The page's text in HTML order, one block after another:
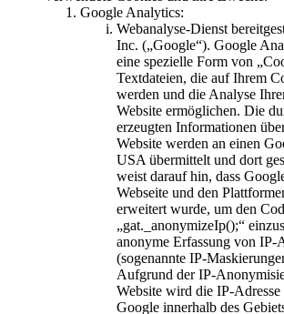
Google Analytics:
Webanalyse-Dienst
Inc. („Google“). Google
eine spezielle Form von
Textdateien, die auf Ihrem
werden und die Analyse
Website ermöglichen. Die
erzeugten Informationen
Website werden an einen
USA übermittelt und dort
weist darauf hin, dass
Webseite und den
erweitert wurde, um den
„gat._anonymizeIp();“
anonyme Erfassung von IP-
(sogenannte IP-
Aufgrund der IP-
Website wird die IP-
Google innerhalb des